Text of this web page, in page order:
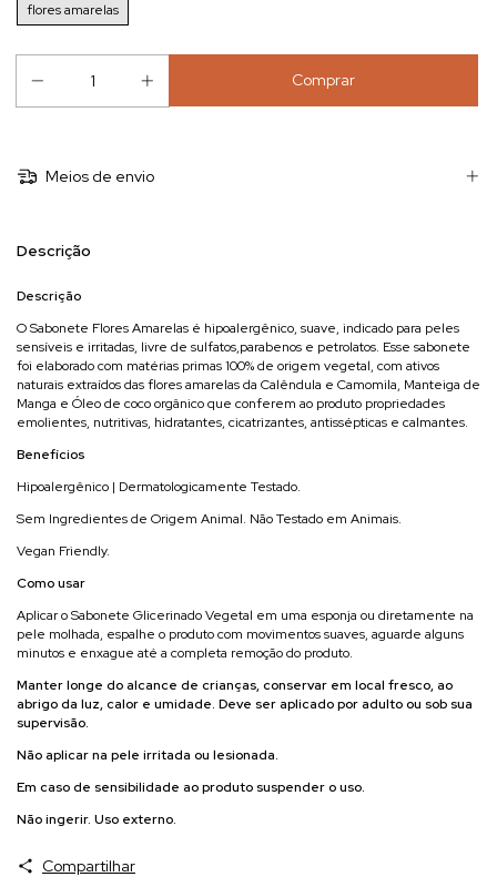
flores amarelas
Meios de envio
Descrição
Descrição
O Sabonete Flores Amarelas é hipoalergênico, suave, indicado para peles
sensíveis e irritadas, livre de sulfatos,parabenos e petrolatos. Esse sabonete
foi elaborado com matérias primas 100% de origem vegetal, com ativos
naturais extraídos das flores amarelas da Calêndula e Camomila, Manteiga de
Manga e Óleo de coco orgânico que conferem ao produto propriedades
emolientes, nutritivas, hidratantes, cicatrizantes, antissépticas e calmantes.
Benefícios
Hipoalergênico | Dermatologicamente Testado.
Sem Ingredientes de Origem Animal. Não Testado em Animais.
Vegan Friendly.
Como usar
Aplicar o Sabonete Glicerinado Vegetal em uma esponja ou diretamente na
pele molhada, espalhe o produto com movimentos suaves, aguarde alguns
minutos e enxague até a completa remoção do produto.
Manter longe do alcance de crianças, conservar em local fresco, ao
abrigo da luz, calor e umidade. Deve ser aplicado por adulto ou sob sua
supervisão.
Não aplicar na pele irritada ou lesionada.
Em caso de sensibilidade ao produto suspender o uso.
Não ingerir. Uso externo.
Compartilhar